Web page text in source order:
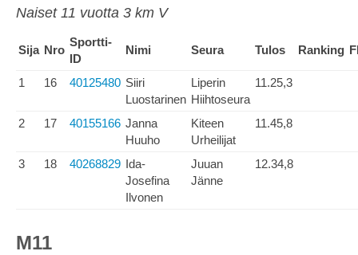
Naiset 11 vuotta 3 km V
Sija Nro
Sportti-
ID
Nimi Seura Tulos Ranking
1 16 40125480 Siiri
Luostarinen
Liperin
Hiihtoseura
11.25,3
2 17 40155166 Janna
Huuho
Kiteen
Urheilijat
11.45,8
3 18 40268829 Ida-
Josefina
Ilvonen
Juuan
Jänne
12.34,8
M11